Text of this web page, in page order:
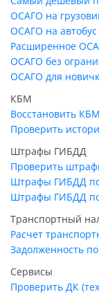
ОСАГО на
ОСАГО на автобус
Расширенное
ОСАГО без
ОСАГО для
КБМ
Восстановить КБМ
Проверить
Штрафы ГИБДД
Проверить
Штрафы ГИБДД по
Штрафы ГИБДД
Транспортный
Расчет
Задолженность
Сервисы
Проверить ДК